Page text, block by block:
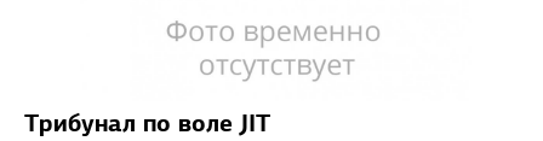
Трибунал по воле JIT